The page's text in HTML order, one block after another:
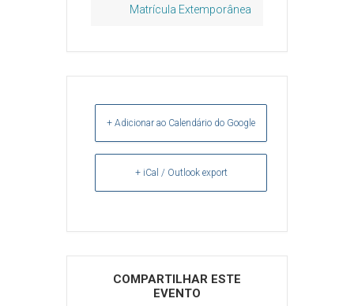
Matrícula Extemporânea
+ Adicionar ao Calendário do Google
+ iCal / Outlook export
COMPARTILHAR ESTE
EVENTO